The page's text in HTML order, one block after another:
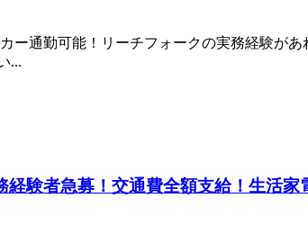
通勤可能！リーチフォークの実務経験が
...
経験者急募！交通費全額支給！生活